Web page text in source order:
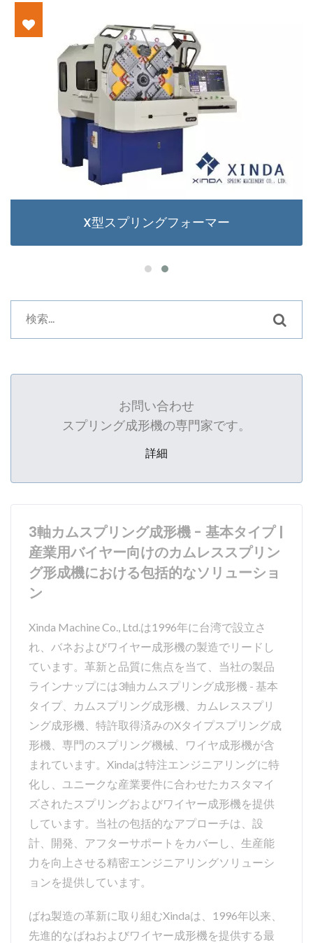
X型スプリングフォーマー
お問い合わせ
スプリング成形機の専門家です。
詳細
3軸カムスプリング成形機 - 基本タイプ |
産業用バイヤー向けのカムレススプリン
グ形成機における包括的なソリューショ
ン
Xinda Machine Co., Ltd.は1996年に台湾で設立さ
れ、バネおよびワイヤー成形機の製造でリードし
ています。革新と品質に焦点を当て、当社の製品
ラインナップには3軸カムスプリング成形機 - 基本
タイプ、カムスプリング成形機、カムレススプリ
ング成形機、特許取得済みのXタイプスプリング成
形機、専門のスプリング機械、ワイヤ成形機が含
まれています。Xindaは特注エンジニアリングに特
化し、ユニークな産業要件に合わせたカスタマイ
ズされたスプリングおよびワイヤー成形機を提供
しています。当社の包括的なアプローチは、設
計、開発、アフターサポートをカバーし、生産能
力を向上させる精密エンジニアリングソリューシ
ョンを提供しています。
ばね製造の革新に取り組むXindaは、1996年以来、
先進的なばねおよびワイヤー成形機を提供する最